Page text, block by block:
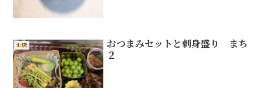
お店
おつまみセットと刺身盛り まち
２